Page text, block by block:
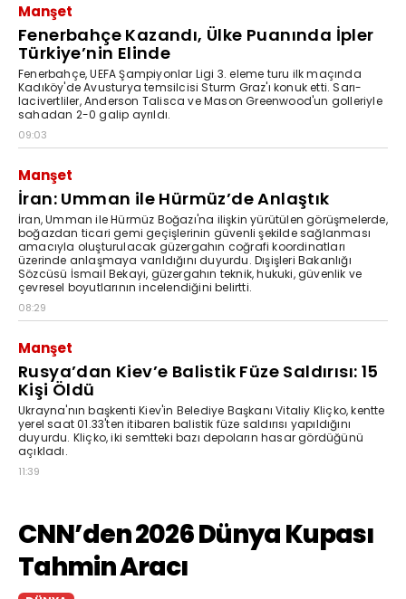
Manşet
Fenerbahçe Kazandı, Ülke Puanında İpler
Türkiye’nin Elinde
Fenerbahçe, UEFA Şampiyonlar Ligi 3. eleme turu ilk maçında
Kadıköy'de Avusturya temsilcisi Sturm Graz'ı konuk etti. Sarı-
lacivertliler, Anderson Talisca ve Mason Greenwood'un golleriyle
sahadan 2-0 galip ayrıldı.
09:03
Manşet
İran: Umman ile Hürmüz’de Anlaştık
İran, Umman ile Hürmüz Boğazı'na ilişkin yürütülen görüşmelerde,
boğazdan ticari gemi geçişlerinin güvenli şekilde sağlanması
amacıyla oluşturulacak güzergahın coğrafi koordinatları
üzerinde anlaşmaya varıldığını duyurdu. Dışişleri Bakanlığı
Sözcüsü İsmail Bekayi, güzergahın teknik, hukuki, güvenlik ve
çevresel boyutlarının incelendiğini belirtti.
08:29
Manşet
Rusya’dan Kiev’e Balistik Füze Saldırısı: 15
Kişi Öldü
Ukrayna'nın başkenti Kiev'in Belediye Başkanı Vitaliy Kliçko, kentte
yerel saat 01.33'ten itibaren balistik füze saldırısı yapıldığını
duyurdu. Kliçko, iki semtteki bazı depoların hasar gördüğünü
açıkladı.
11:39